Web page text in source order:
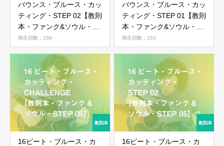
バウンス・ブルース・カッ
ティング・STEP 02【教則
本・ファンク&ソウル・
STEP 06】
再生回数：159
バウンス・ブルース・カッ
ティング・STEP 01【教則
本・ファンク&ソウル・
STEP 06】
再生回数：153
16ビート・ブルース・カ
16ビート・ブルース・カ